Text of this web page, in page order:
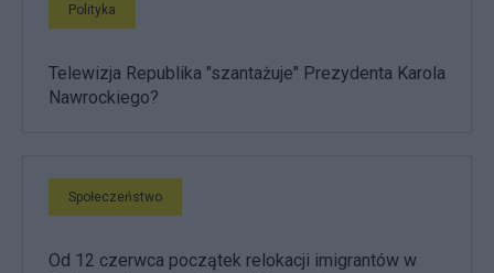
Polityka
Telewizja Republika "szantażuje" Prezydenta Karola
Nawrockiego?
Społeczeństwo
Od 12 czerwca początek relokacji imigrantów w